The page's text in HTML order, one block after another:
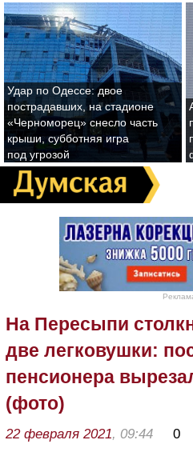
Удар по Одессе: двое
пострадавших, на стадионе
«Черноморец» снесло часть
крыши, субботняя игра
под угрозой
На Пересыпи
две легковушки:
пенсионера
(фото)
22 февраля 2021, 09:44 0